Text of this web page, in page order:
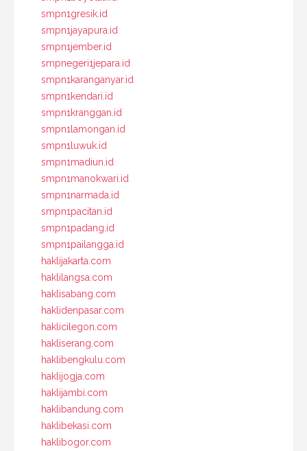
smpn1gresik.id
smpn1jayapura.id
smpn1jember.id
smpnegeri1jepara.id
smpn1karanganyar.id
smpn1kendari.id
smpn1kranggan.id
smpn1lamongan.id
smpn1luwuk.id
smpn1madiun.id
smpn1manokwari.id
smpn1narmada.id
smpn1pacitan.id
smpn1padang.id
smpn1pailangga.id
haklijakarta.com
haklilangsa.com
haklisabang.com
haklidenpasar.com
haklicilegon.com
hakliserang.com
haklibengkulu.com
haklijogja.com
haklijambi.com
haklibandung.com
haklibekasi.com
haklibogor.com